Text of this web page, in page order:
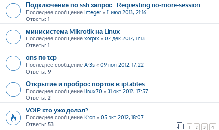
Подключение по ssh запрос : Requesting no-more-session
Последнее сообщение integer « 11 июл 2013, 21:16
Ответы: 1
минисистема Mikrotik на Linux
Последнее сообщение xorpix « 02 дек 2012, 11:13
Ответы: 1
dns по tcp
Последнее сообщение Ar3s « 09 ноя 2012, 17:22
Ответы: 9
Открытие и проброс портов в iptables
Последнее сообщение linux70 « 31 окт 2012, 17:57
Ответы: 2
VOIP кто уже делал?
Последнее сообщение Kron « 05 окт 2012, 18:07
Ответы: 53 1 2 3 4